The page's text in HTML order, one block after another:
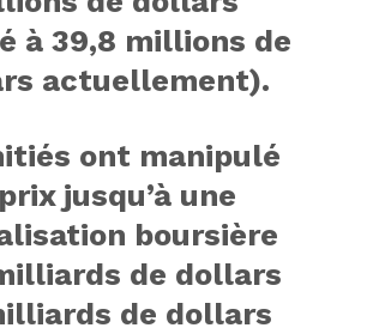
à 39,8 millions de
actuellement).
ont manipulé
jusqu’à une
boursière
de dollars
de dollars